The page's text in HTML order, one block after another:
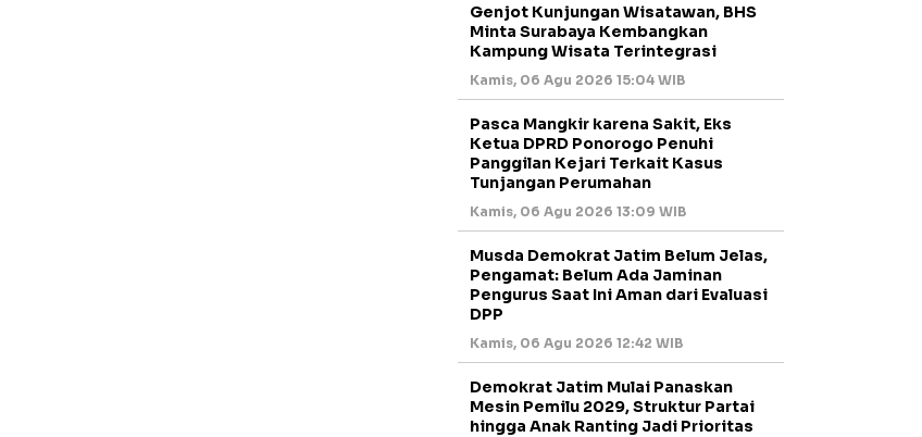
Genjot Kunjungan Wisatawan, BHS
Minta Surabaya Kembangkan
Kampung Wisata Terintegrasi
Kamis, 06 Agu 2026 15:04 WIB
Pasca Mangkir karena Sakit, Eks
Ketua DPRD Ponorogo Penuhi
Panggilan Kejari Terkait Kasus
Tunjangan Perumahan
Kamis, 06 Agu 2026 13:09 WIB
Musda Demokrat Jatim Belum Jelas,
Pengamat: Belum Ada Jaminan
Pengurus Saat Ini Aman dari Evaluasi
DPP
Kamis, 06 Agu 2026 12:42 WIB
Demokrat Jatim Mulai Panaskan
Mesin Pemilu 2029, Struktur Partai
hingga Anak Ranting Jadi Prioritas